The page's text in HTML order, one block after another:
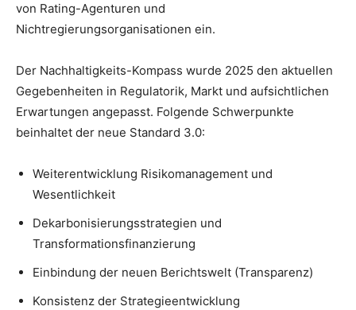
von Rating-Agenturen und
Nichtregierungsorganisationen ein.
Der Nachhaltigkeits-Kompass wurde 2025 den aktuellen
Gegebenheiten in Regulatorik, Markt und aufsichtlichen
Erwartungen angepasst. Folgende Schwerpunkte
beinhaltet der neue Standard 3.0:
Weiterentwicklung Risikomanagement und
Wesentlichkeit
Dekarbonisierungsstrategien und
Transformationsfinanzierung
Einbindung der neuen Berichtswelt (Transparenz)
Konsistenz der Strategieentwicklung